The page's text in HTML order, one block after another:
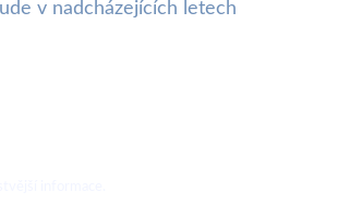
v nadcházejících letech